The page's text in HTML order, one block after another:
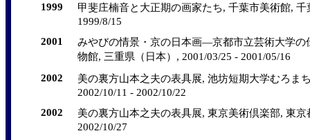
1999
甲斐庄楠音と大正期の画家たち, 千葉市美術館,
1999/8/15
2001
みやびの情景・京の日本画―京都市立芸術大学
物館, 三重県（日本）, 2001/03/25 - 2001/05/16
2002
美の裏方山本之夫の表具展, 池坊短期大学むろま
2002/10/11 - 2002/10/22
2002
美の裏方山本之夫の表具展, 東京美術倶楽部, 東京
2002/10/27